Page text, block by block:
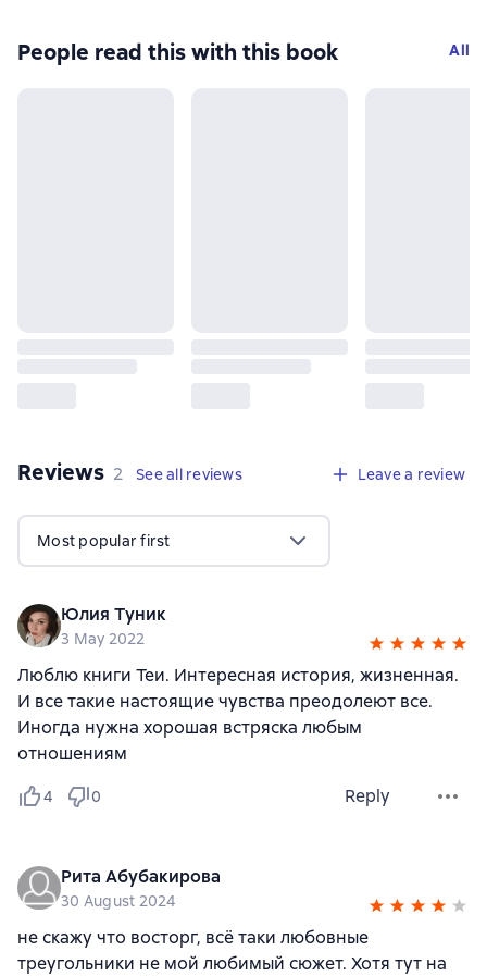
People read this with this book All
Reviews 2 reviews
2 See all reviews Leave a review
Most popular first
Юлия Туник
3 May 2022
Люблю книги Теи. Интересная история, жизненная.
И все такие настоящие чувства преодолеют все.
Иногда нужна хорошая встряска любым
отношениям
4 0 Reply
Рита Абубакирова
30 August 2024
не скажу что восторг, всё таки любовные
треугольники не мой любимый сюжет. Хотя тут на